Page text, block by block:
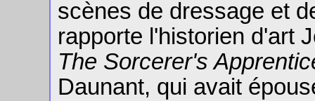
scènes de dressage et
rapporte l'historien d'art
The Sorcerer's
Daunant, qui avait